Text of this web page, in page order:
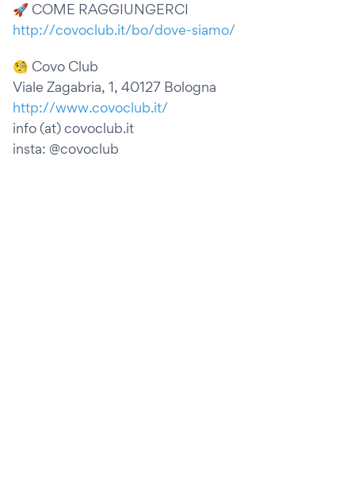
🚀 COME RAGGIUNGERCI
http://covoclub.it/bo/dove-siamo/
🧐 Covo Club
Viale Zagabria, 1, 40127 Bologna
http://www.covoclub.it/
info (at) covoclub.it
insta: @covoclub